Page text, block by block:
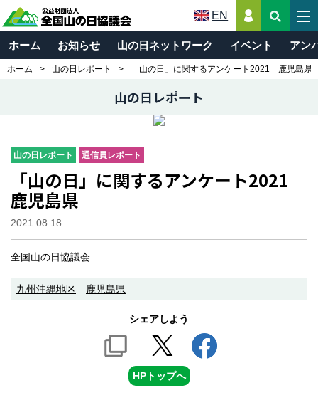
EN
ホーム お知らせ 山の日ネットワーク イベント アン
ホーム 山の日レポート 「山の日」に関するアンケート2021 鹿児島県
山の日レポート
山の日レポート 通信員レポート
「山の日」に関するアンケート2021
鹿児島県
2021.08.18
全国山の日協議会
九州沖縄地区 鹿児島県
シェアしよう
HPトップへ